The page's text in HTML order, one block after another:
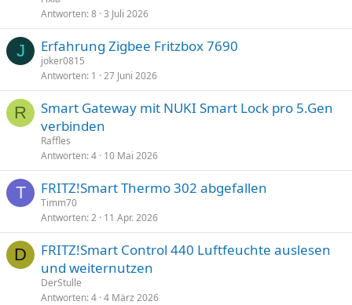
Antworten 8 3 Juli 2026
J Erfahrung Zigbee Fritzbox 7690
joker0815
Antworten 1 27 Juni 2026
R
Smart Gateway mit NUKI Smart Lock pro 5.Gen
verbinden
Raffles
Antworten 4 10 Mai 2026
T FRITZ!Smart Thermo 302 abgefallen
Timm70
Antworten 2 11 Apr. 2026
D
FRITZ!Smart Control 440 Luftfeuchte auslesen
und weiternutzen
DerStulle
Antworten 4 4 März 2026